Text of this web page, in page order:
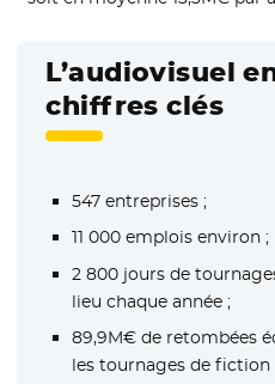
L’audiovisuel
chiffres clés
547 entreprises ;
11 000 emplois environ ;
2 800 jours de
lieu chaque année ;
89,9M€ de retombées
les tournages de fiction